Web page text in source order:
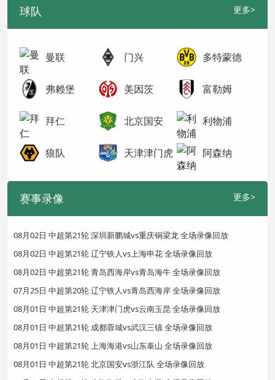
球队 更多>
曼联 门兴 多特蒙德
弗赖堡 美因茨 富勒姆
拜仁 北京国安 利物浦
狼队 天津津门虎 阿森纳
赛事录像 更多>
08月02日 中超第21轮 深圳新鹏城vs重庆铜梁龙 全场录像回放
08月02日 中超第21轮 辽宁铁人vs上海申花 全场录像回放
08月02日 中超第21轮 青岛西海岸vs青岛海牛 全场录像回放
07月25日 中超第20轮 辽宁铁人vs青岛西海岸 全场录像回放
08月01日 中超第21轮 天津津门虎vs云南玉昆 全场录像回放
08月01日 中超第21轮 成都蓉城vs武汉三镇 全场录像回放
08月01日 中超第21轮 上海海港vs山东泰山 全场录像回放
08月01日 中超第21轮 北京国安vs浙江队 全场录像回放